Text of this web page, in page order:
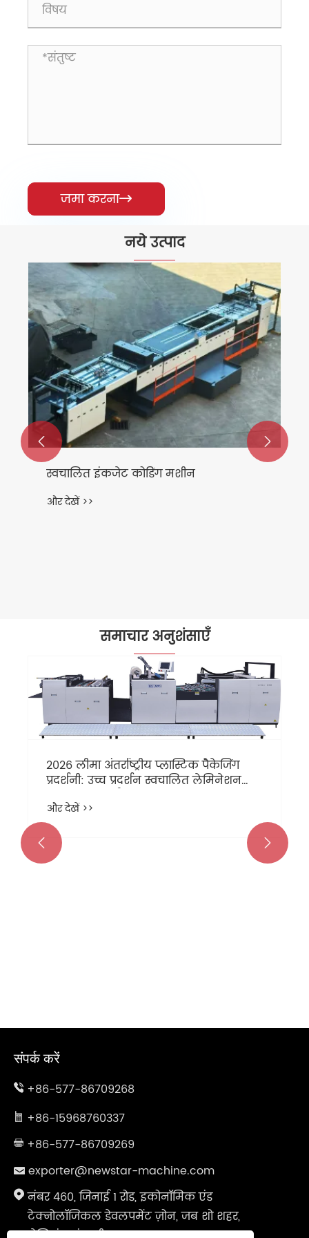
जमा करना
नये उत्पाद
स्वचालित इंकजेट कोडिंग मशीन
और देखें >>
 
समाचार अनुशंसाएँ
2026 लीमा अंतर्राष्ट्रीय प्लास्टिक पैकेजिंग
प्रदर्शनी: उच्च प्रदर्शन स्वचालित लेमिनेशन
और देखें >>
 
संपर्क करें
+86-577-86709268
+86-15968760337
+86-577-86709269
exporter@newstar-machine.com
नंबर 460, जिनाई 1 रोड, इकोनॉमिक एंड
टेक्नोलॉजिकल डेवलपमेंट ज़ोन, जब शो शहर,